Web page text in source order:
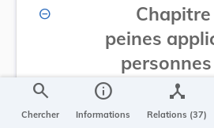
peines
(L. 3 mars
search
Chercher
info
Informations
device_hub
Relations (37)